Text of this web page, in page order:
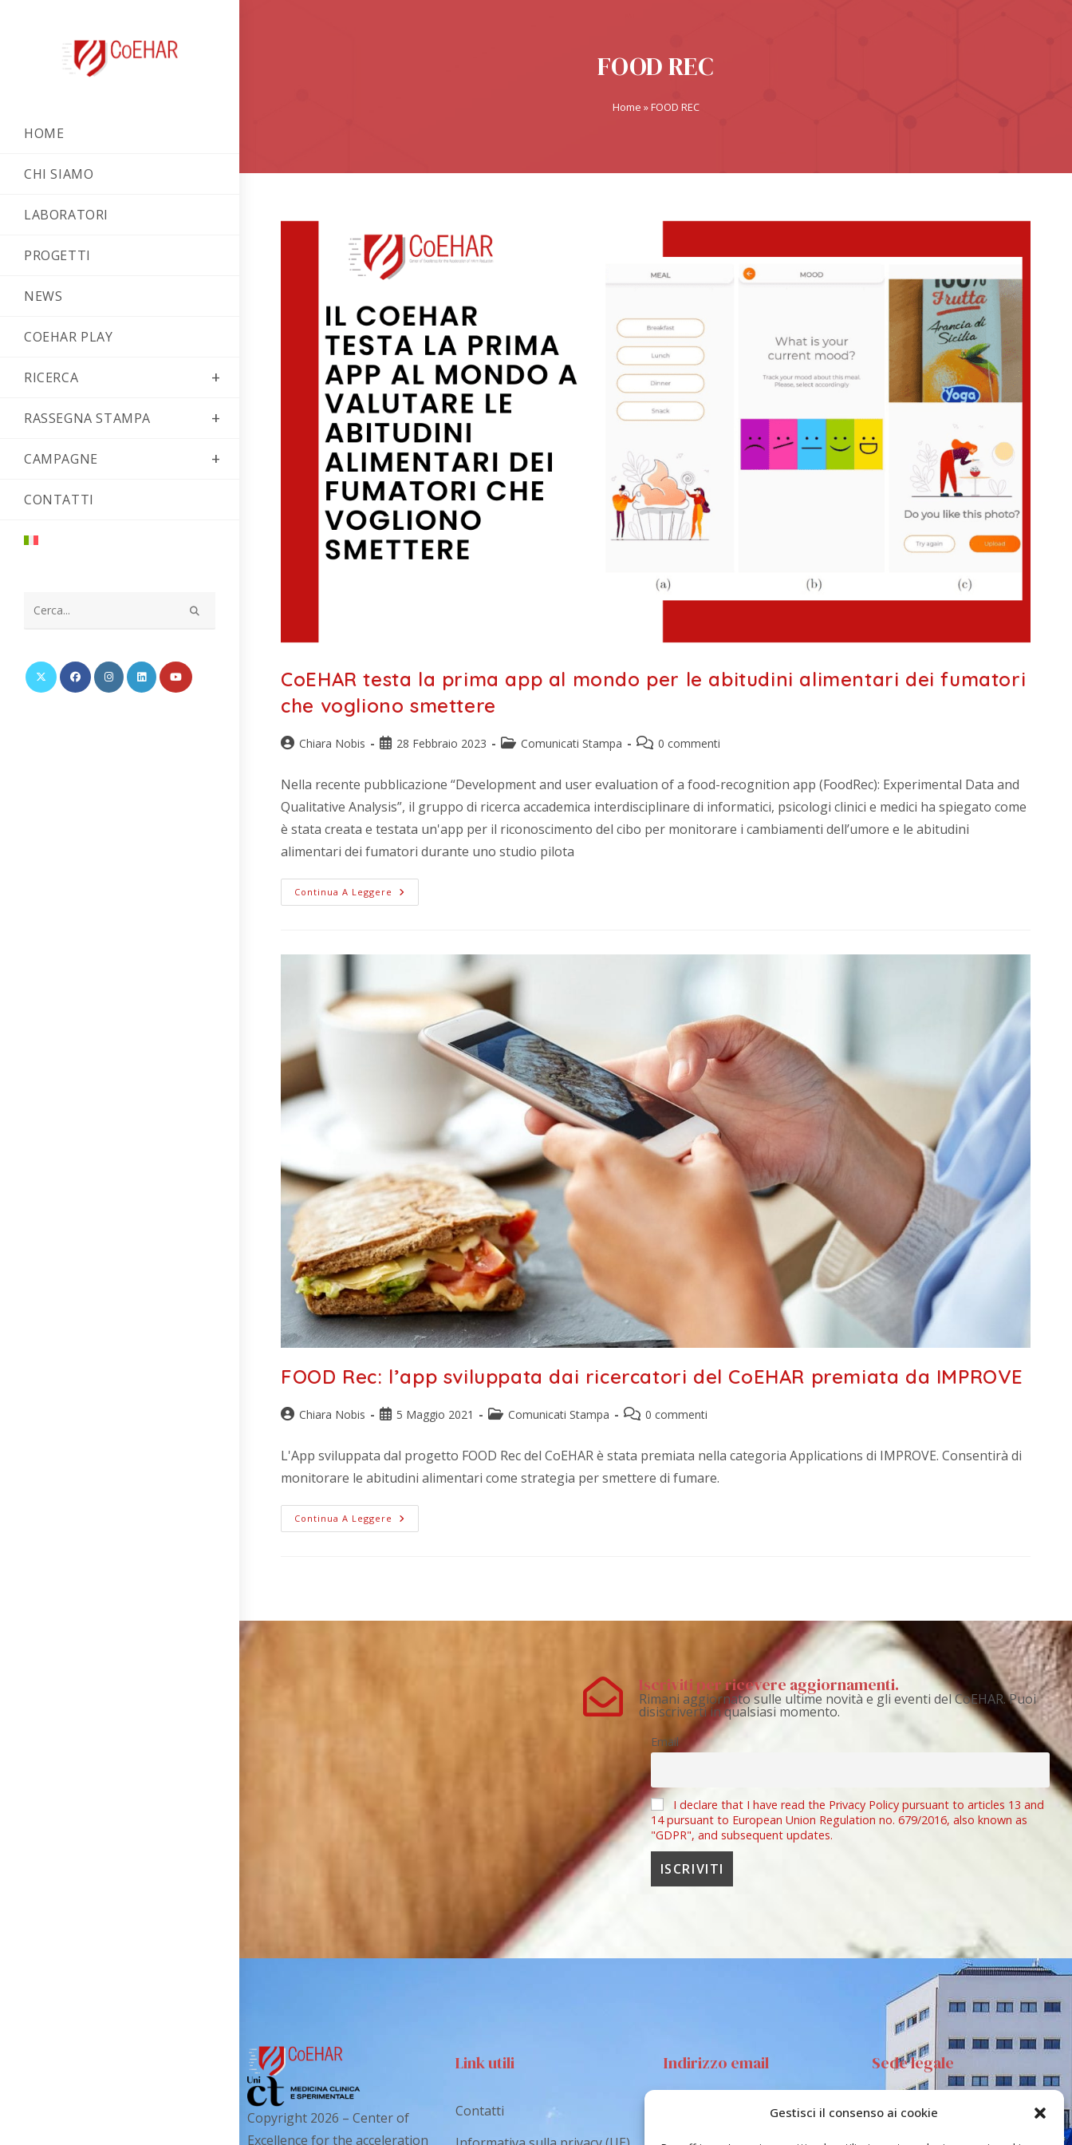
Gestisci il consenso ai cookie
HOME
CHI SIAMO
LABORATORI
PROGETTI
NEWS
COEHAR PLAY
RICERCA
RASSEGNA STAMPA
CAMPAGNE
CONTATTI
sito
web
FOOD REC
Home »FOOD REC
CoEHAR testa la prima app al mondo per le abitudini alimentari dei fumatori
che vogliono smettere
Chiara Nobis 28 Febbraio 2023 Comunicati Stampa 0 commenti
Nella recente pubblicazione “Development and user evaluation of a food-recognition app (FoodRec): Experimental Data and
Qualitative Analysis”, il gruppo di ricerca accademica interdisciplinare di informatici, psicologi clinici e medici ha spiegato come
è stata creata e testata un'app per il riconoscimento del cibo per monitorare i cambiamenti dell’umore e le abitudini
alimentari dei fumatori durante uno studio pilota
Continua A Leggere
FOOD Rec: l’app sviluppata dai ricercatori del CoEHAR premiata da IMPROVE
Chiara Nobis 5 Maggio 2021 Comunicati Stampa 0 commenti
L'App sviluppata dal progetto FOOD Rec del CoEHAR è stata premiata nella categoria Applications di IMPROVE. Consentirà di
monitorare le abitudini alimentari come strategia per smettere di fumare.
Continua A Leggere
Iscriviti per ricevere aggiornamenti.
Rimani aggiornato sulle ultime novità e gli eventi del CoEHAR. Puoi
disiscriverti in qualsiasi momento.
Email
I declare that I have read the Privacy Policy pursuant to articles 13 and
14 pursuant to European Union Regulation no. 679/2016, also known as
"GDPR", and subsequent updates.
Copyright 2026 – Center of
Excellence for the acceleration
Link utili
Contatti
Indirizzo email
Via Santa Sofia 89, 95123
Sede legale
Via S.Sofia, 78 – 95123